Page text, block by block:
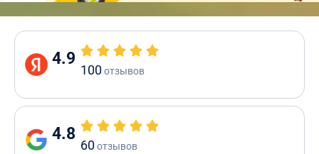
4.9
100отзывов
4.8
60отзывов